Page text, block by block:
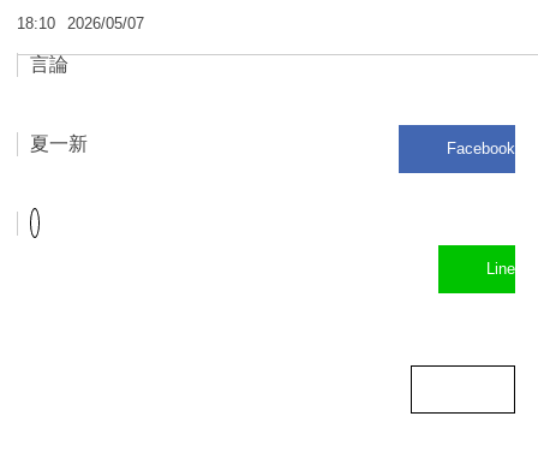
18:10 2026/05/07
言論
夏一新 Facebook
Line